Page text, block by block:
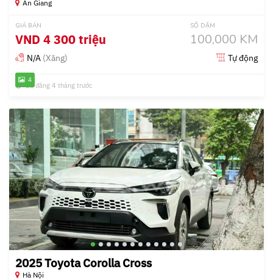
4
An Giang
GIÁ BÁN
VND 4 300 triệu
SỐ DẶM
100,000 KM
N/A (Xăng) Tự động
Đã đăng 4 tháng trước
2025 Toyota Corolla Cross
Hà Nội